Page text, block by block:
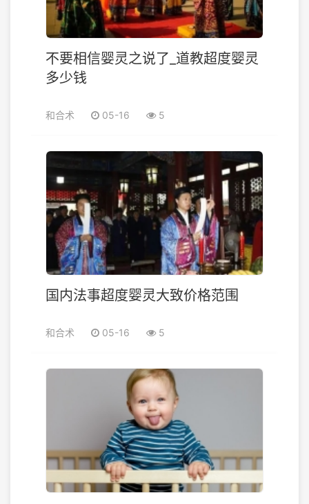
不要相信婴灵之说了_道教超度婴灵
多少钱
和合术 05-16 5
国内法事超度婴灵大致价格范围
和合术 05-16 5